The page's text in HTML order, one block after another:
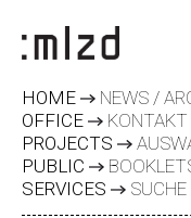
HOME NEWS
OFFICE
KONTAKT
PROJECTS
PUBLIC
SERVICES
SUCHE